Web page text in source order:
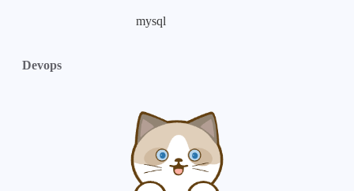
mysql
Devops
本站居然运行了 5186 天13 小时 48 分 33 秒
旅行者 1 号当前距离地球 31018041920 千米，约为 207.339852 个天文单位 🚀